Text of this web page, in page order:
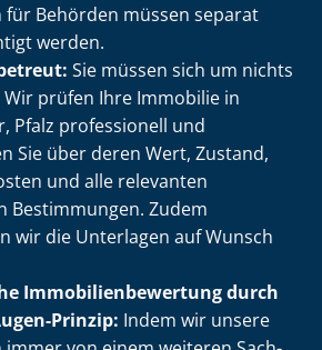
für Behörden müssen separat
werden.
Sie müssen sich um nichts
prüfen Ihre Immobilie in
Pfalz professionell und
Sie über deren Wert, Zustand,
und alle relevanten
Bestimmungen. Zudem
wir die Unterlagen auf Wunsch
Im­mo­bi­li­en­be­wer­tung durch
Prinzip: Indem wir unsere